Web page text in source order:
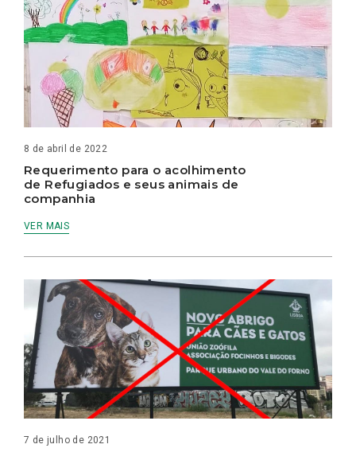
8 de abril de 2022
Requerimento para o acolhimento
de Refugiados e seus animais de
companhia
VER MAIS
7 de julho de 2021